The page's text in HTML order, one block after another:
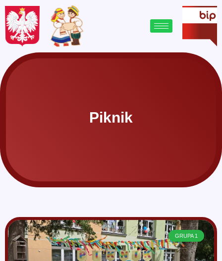
Piknik
GRUPA 1